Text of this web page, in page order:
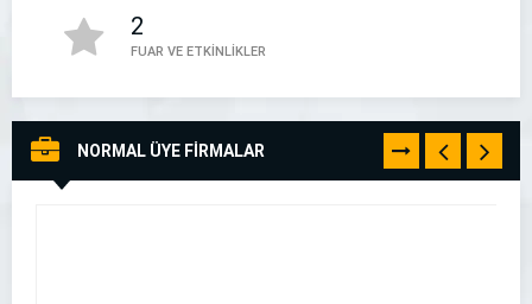
2
FUAR VE ETKİNLİKLER
NORMAL ÜYE FİRMALAR TÜMÜNÜ
GÖR